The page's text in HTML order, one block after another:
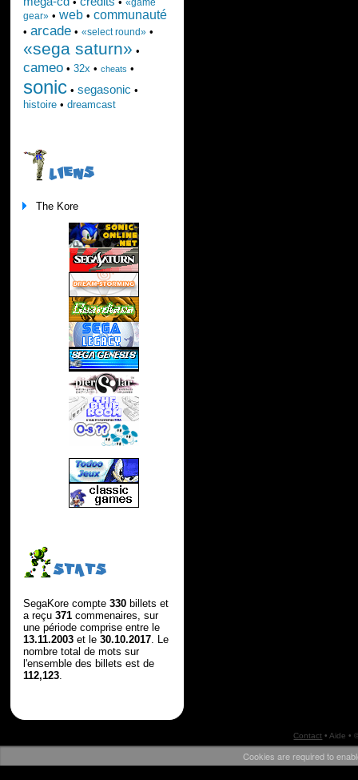
«game
gear»• web• communauté
• arcade• «select round»•
«sega saturn» •
cameo• 32x • cheats •
sonic• segasonic •
histoire• dreamcast
LIENS
The Kore
STATS
SegaKore compte 330billets et
a reçu 371commenaires, sur
une période comprise entre le
13.11.2003et le 30.10.2017. Le
nombre total de mots sur
l'ensemble des billets est de
112,123.
Contact •Aide •
Cookies are required to